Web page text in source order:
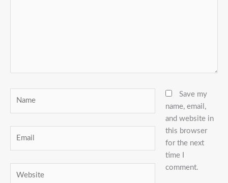
Save my
name, email,
and website in
this browser
for the next
time I
comment.